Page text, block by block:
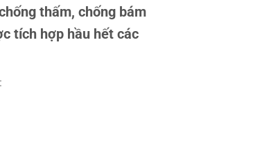
thấm, chống bám
tích hợp hầu hết các